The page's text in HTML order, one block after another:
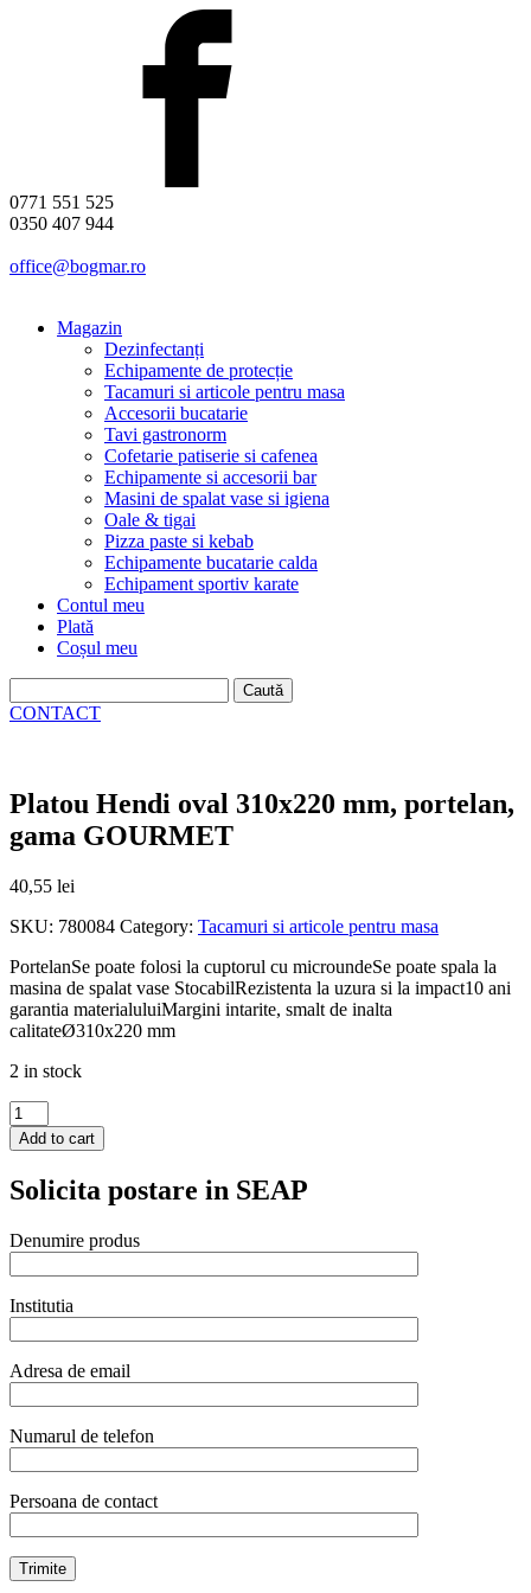
0771 551 525
0350 407 944
office@bogmar.ro
Magazin
Dezinfectanți
Echipamente de protecție
Tacamuri si articole pentru masa
Accesorii bucatarie
Tavi gastronorm
Cofetarie patiserie si cafenea
Echipamente si accesorii bar
Masini de spalat vase si igiena
Oale & tigai
Pizza paste si kebab
Echipamente bucatarie calda
Echipament sportiv karate
Contul meu
Plată
Coșul meu
după:
CONTACT
Platou Hendi oval 310x220 mm, portelan,
gama GOURMET
40,55 lei
SKU: 780084 Category: Tacamuri si articole pentru masa
PortelanSe poate folosi la cuptorul cu microundeSe poate spala la
masina de spalat vase StocabilRezistenta la uzura si la impact10 ani
garantia materialuluiMargini intarite, smalt de inalta
calitateØ310x220 mm
2 in stock
Platou
Hendi
oval
mm,
gama
GOURMET
quantity
Add to cart
Solicita postare in SEAP
Denumire produs
Institutia
Adresa de email
Numarul de telefon
Persoana de contact